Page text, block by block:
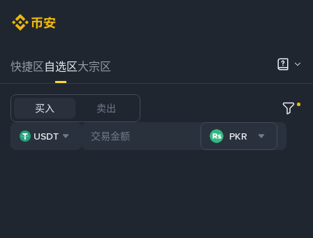
快捷区自选区大宗区
买入 卖出
USDT PKR